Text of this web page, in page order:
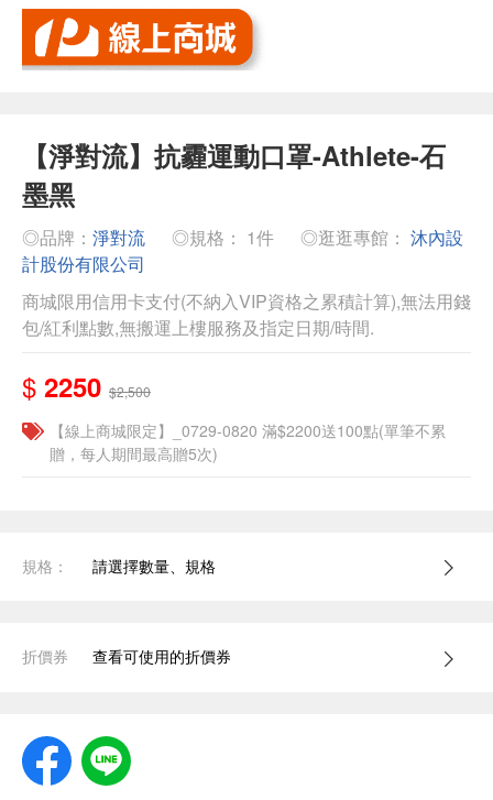
【淨對流】抗霾運動口罩-Athlete-石
墨黑
◎品牌： 淨對流 ◎規格： 1件 ◎逛逛專館： 沐內設
計股份有限公司
商城限用信用卡支付(不納入VIP資格之累積計算),無法用錢
包/紅利點數,無搬運上樓服務及指定日期/時間.
$ 2250 $2,500
【線上商城限定】_0729-0820 滿$2200送100點(單筆不累
贈，每人期間最高贈5次)
規格： 請選擇數量、規格
折價券 查看可使用的折價券